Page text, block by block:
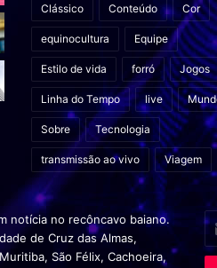
Clássico Conteúdo Cor
equinocultura Equipe
Estilo de vida forró Jogos
Linha do Tempo live
Sobre Tecnologia
transmissão ao vivo Viagem
notícia no recôncavo baiano.
de Cruz das Almas,
São Félix, Cachoeira,